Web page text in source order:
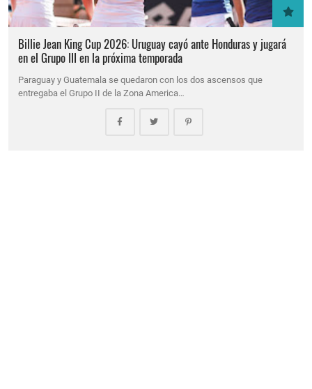
Billie Jean King Cup 2026: Uruguay cayó ante Honduras y jugará
en el Grupo III en la próxima temporada
Paraguay y Guatemala se quedaron con los dos ascensos que
entregaba el Grupo II de la Zona America…